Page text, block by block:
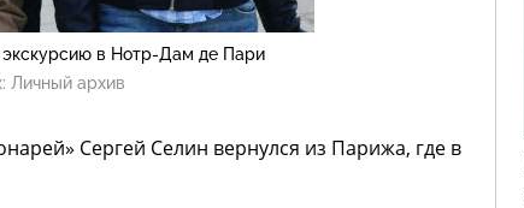
экскурсию в Нотр-Дам де Пари
Личный архив
Сергей Селин вернулся из Парижа, где в